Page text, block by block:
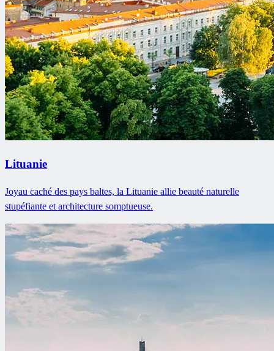
Lituanie
Joyau caché des pays baltes, la Lituanie allie beauté naturelle
stupéfiante et architecture somptueuse.